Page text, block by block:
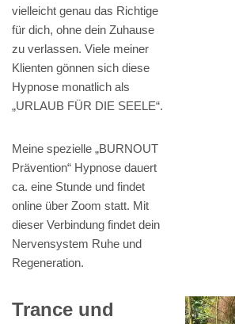
vielleicht genau das Richtige
für dich, ohne dein Zuhause
zu verlassen. Viele meiner
Klienten gönnen sich diese
Hypnose monatlich als
„URLAUB FÜR DIE SEELE“.
Meine spezielle „BURNOUT
Prävention“ Hypnose dauert
ca. eine Stunde und findet
online über Zoom statt. Mit
dieser Verbindung findet dein
Nervensystem Ruhe und
Regeneration.
Trance und